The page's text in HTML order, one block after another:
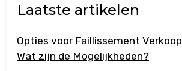
Laatste artikelen
Opties voor Faillissement Verkoop
Wat zijn de Mogelijkheden?